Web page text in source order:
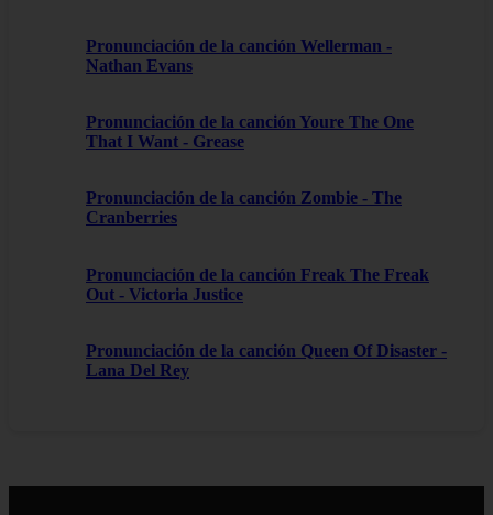
Pronunciación de la canción Wellerman -
Nathan Evans
Pronunciación de la canción Youre The One
That I Want - Grease
Pronunciación de la canción Zombie - The
Cranberries
Pronunciación de la canción Freak The Freak
Out - Victoria Justice
Pronunciación de la canción Queen Of Disaster -
Lana Del Rey